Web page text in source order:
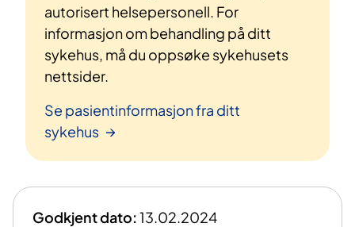
autorisert helsepersonell. For
informasjon om behandling på ditt
sykehus, må du oppsøke sykehusets
nettsider.
Se pasientinformasjon fra ditt
sykehus
Godkjent dato:13.02.2024